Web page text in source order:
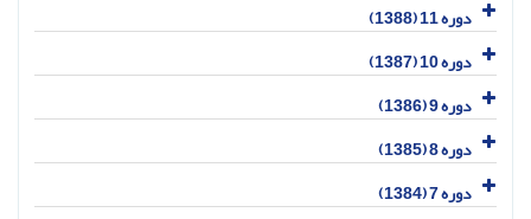
دوره 11 (1388)
دوره 10 (1387)
دوره 9 (1386)
دوره 8 (1385)
دوره 7 (1384)